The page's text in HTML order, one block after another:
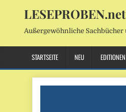
LESEPROBEN.net
Außergewöhnliche Sachbücher
STARTSEITE NEU EDITIONEN